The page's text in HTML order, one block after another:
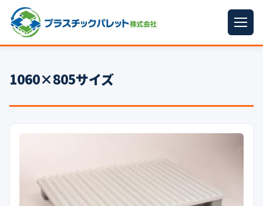
パレットサイズ
プラパレット ▼
▼
再生原料
1060×805サイズ